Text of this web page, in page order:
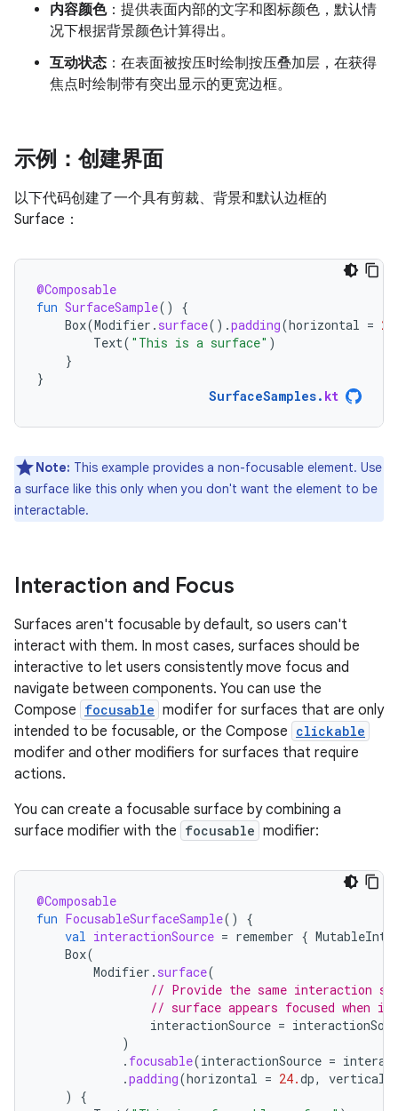
内容颜色：提供表面内部的文字和图标颜色，默认情
况下根据背景颜色计算得出。
互动状态 ：在表面被按压时绘制按压叠加层，在获得
焦点时绘制带有突出显示的更宽边框。
示例：创建界面
以下代码创建了一个具有剪裁、背景和默认边框的
Surface：
@Composable
fun SurfaceSample()
{
Box(Modifier . surface().padding(horizontal =
Text( "This is a surface" )
}
}
SurfaceSamples. kt
Note: This example provides a non-focusable element. Use
a surface like this only when you don't want the element to be
interactable.
Interaction and Focus
Surfaces aren't focusable by default, so users can't
interact with them. In most cases, surfaces should be
interactive to let users consistently move focus and
navigate between components. You can use the
Compose focusable modifer for surfaces that are only
intended to be focusable, or the Compose clickable
modifer and other modifiers for surfaces that require
actions.
You can create a focusable surface by combining a
surface modifier with the focusable modifier:
@Composable
fun FocusableSurfaceSample()
{
val interactionSource = remember {
Box(
Modifier . surface(
// Provide the same interaction
// surface appears focused when
interactionSource =
)
. focusable(interactionSource =
.padding(horizontal = 24.dp, vertical
)
{